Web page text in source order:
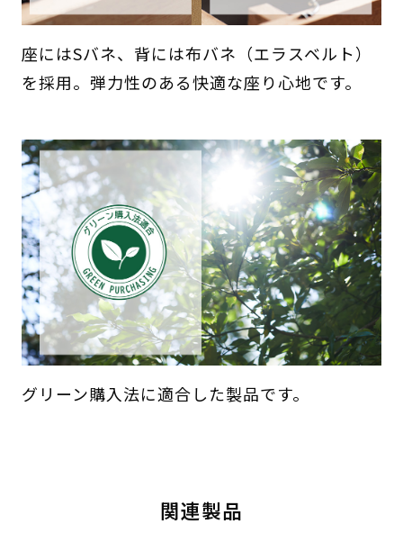
座にはSバネ、背には布バネ（エラスベルト）
を採用。弾力性のある快適な座り心地です。
グリーン購入法に適合した製品です。
関連製品